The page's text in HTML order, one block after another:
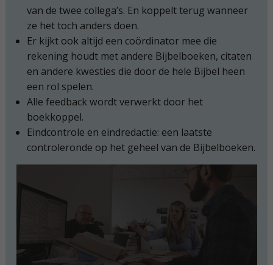
van de twee collega’s. En koppelt terug wanneer
ze het toch anders doen.
Er kijkt ook altijd een coördinator mee die
rekening houdt met andere Bijbelboeken, citaten
en andere kwesties die door de hele Bijbel heen
een rol spelen.
Alle feedback wordt verwerkt door het
boekkoppel.
Eindcontrole en eindredactie: een laatste
controleronde op het geheel van de Bijbelboeken.